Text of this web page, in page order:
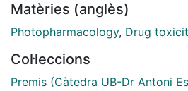
Matèries (anglès)
Photopharmacology, Drug
Col·leccions
Premis (Càtedra UB-Dr Antoni